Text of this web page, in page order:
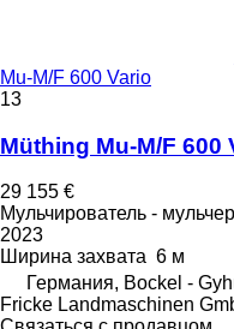
Mu-M/F 600 Vario
13
Müthing Mu-M/F 600
29 155 €
Мульчирователь -
2023
Ширина захвата 6 м
Германия, Bockel -
Fricke Landmaschinen